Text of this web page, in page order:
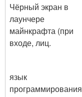
Чёрный экран в
лаунчере
майнкрафта (при
входе, лиц.
язык
программирования